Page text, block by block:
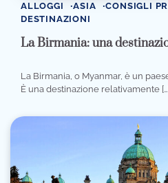
ALLOGGI ASIA CONSIGLI
DESTINAZIONI
La Birmania: una
La Birmania, o Myanmar, è un
È una destinazione relativamente